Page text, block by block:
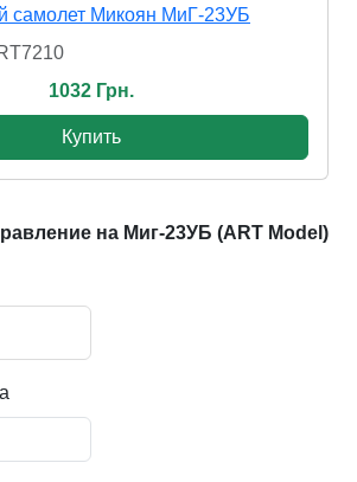
самолет Микоян МиГ-23УБ
1032 Грн.
Купить
на Миг-23УБ (ART Model)